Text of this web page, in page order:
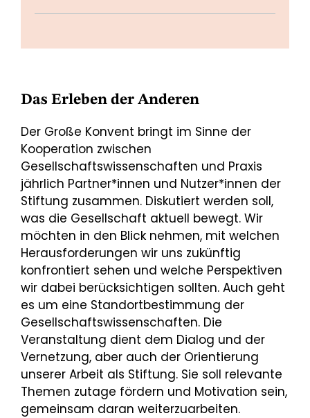
Das Erleben der Anderen
Der Große Konvent bringt im Sinne der
Kooperation zwischen
Gesellschaftswissenschaften und Praxis
jährlich Partner*innen und Nutzer*innen der
Stiftung zusammen. Diskutiert werden soll,
was die Gesellschaft aktuell bewegt. Wir
möchten in den Blick nehmen, mit welchen
Herausforderungen wir uns zukünftig
konfrontiert sehen und welche Perspektiven
wir dabei berücksichtigen sollten. Auch geht
es um eine Standortbestimmung der
Gesellschaftswissenschaften. Die
Veranstaltung dient dem Dialog und der
Vernetzung, aber auch der Orientierung
unserer Arbeit als Stiftung. Sie soll relevante
Themen zutage fördern und Motivation sein,
gemeinsam daran weiterzuarbeiten.